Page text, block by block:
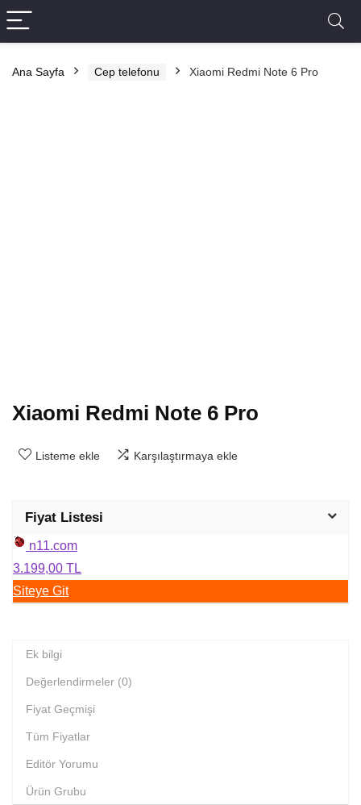
Ana Sayfa Cep telefonu Xiaomi Redmi Note 6 Pro
Xiaomi Redmi Note 6 Pro
Listeme ekle Karşılaştırmaya ekle
Fiyat Listesi
n11.com
3.199,00 TL
Siteye Git
Ek bilgi
Değerlendirmeler (0)
Fiyat Geçmişi
Tüm Fiyatlar
Editör Yorumu
Ürün Grubu